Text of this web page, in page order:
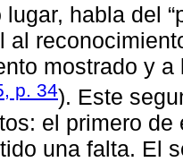
lugar, habla del
al
mostrado y
p. 34). Este
el primero
una falta. El